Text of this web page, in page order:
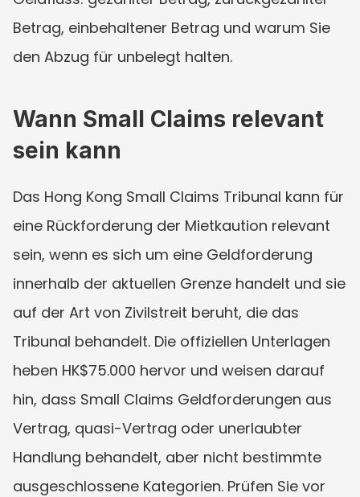
Betrag, einbehaltener Betrag und warum Sie
den Abzug für unbelegt halten.
Wann Small Claims relevant
sein kann
Das Hong Kong Small Claims Tribunal kann für
eine Rückforderung der Mietkaution relevant
sein, wenn es sich um eine Geldforderung
innerhalb der aktuellen Grenze handelt und sie
auf der Art von Zivilstreit beruht, die das
Tribunal behandelt. Die offiziellen Unterlagen
heben HK$75.000 hervor und weisen darauf
hin, dass Small Claims Geldforderungen aus
Vertrag, quasi-Vertrag oder unerlaubter
Handlung behandelt, aber nicht bestimmte
ausgeschlossene Kategorien. Prüfen Sie vor